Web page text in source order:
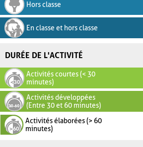
Hors classe
En classe et hors classe
DURÉE DE L'ACTIVITÉ
Activités courtes (< 30
minutes)
Activités développées
(Entre 30 et 60 minutes)
Activités élaborées (> 60
minutes)